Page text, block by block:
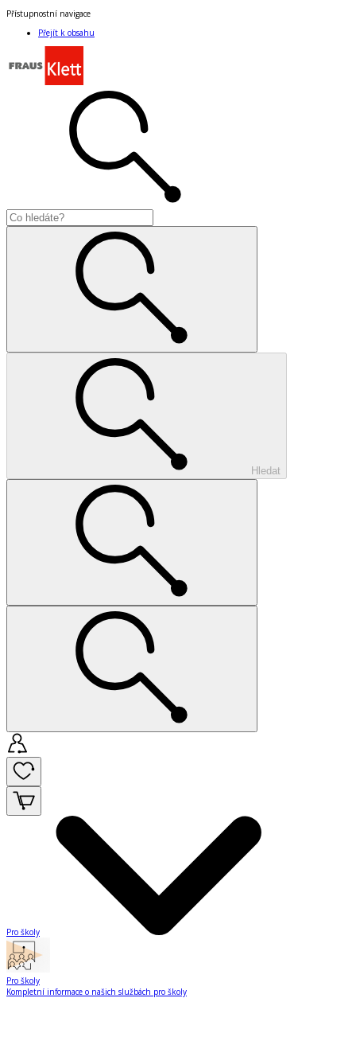
Přístupnostní navigace
Přejít k obsahu
Hledat
Pro školy
Pro školy
Kompletní informace o našich službách pro školy